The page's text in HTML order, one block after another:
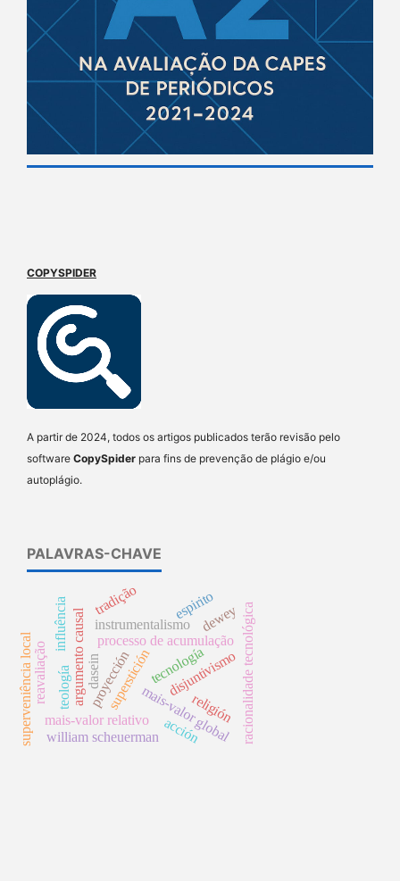
COPYSPIDER
A partir de 2024, todos os artigos publicados terão revisão pelo
software CopySpider para fins de prevenção de plágio e/ou
autoplágio.
PALAVRAS-CHAVE
argumento causal superstición
proyección
processo de acumulação
mais-valor global
mais-valor relativo
superveniência local disjuntivismo
religión racionalidade tecnológica
tecnología
instrumentalismo dewey
teología
espirito
influência
william scheuerman
dasein
reavaliação
tradição
acción